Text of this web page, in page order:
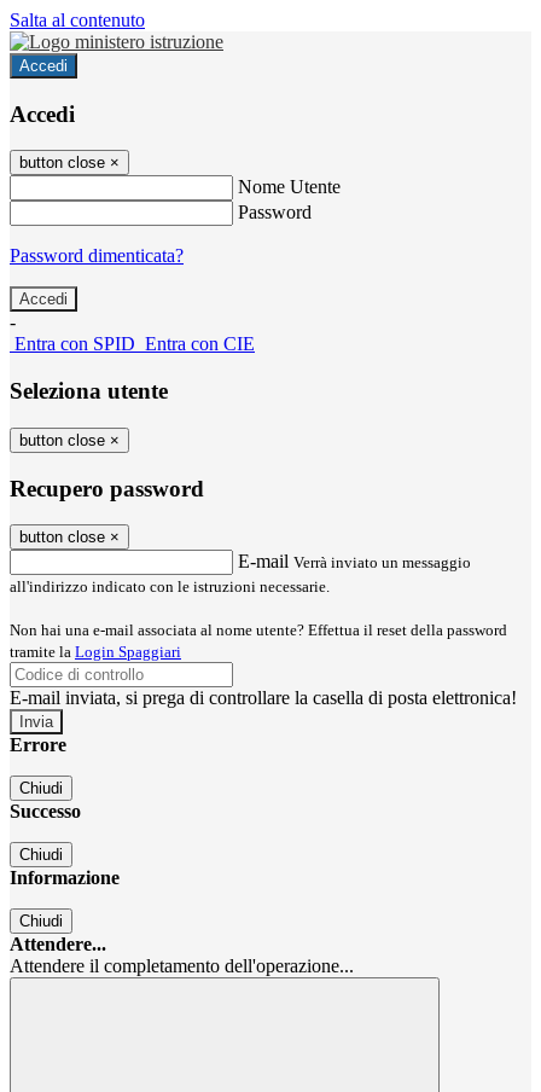
Salta al contenuto
Accedi
Accedi
button close ×
Nome Utente
Password
Password dimenticata?
-
Entra con SPID Entra con CIE
Seleziona utente
button close ×
Recupero password
button close ×
E-mail Verrà inviato un messaggio
all'indirizzo indicato con le istruzioni necessarie.
Non hai una e-mail associata al nome utente? Effettua il reset della password
tramite la Login Spaggiari
E-mail inviata, si prega di controllare la casella di posta elettronica!
Errore
Chiudi
Successo
Chiudi
Informazione
Chiudi
Attendere...
Attendere il completamento dell'operazione...